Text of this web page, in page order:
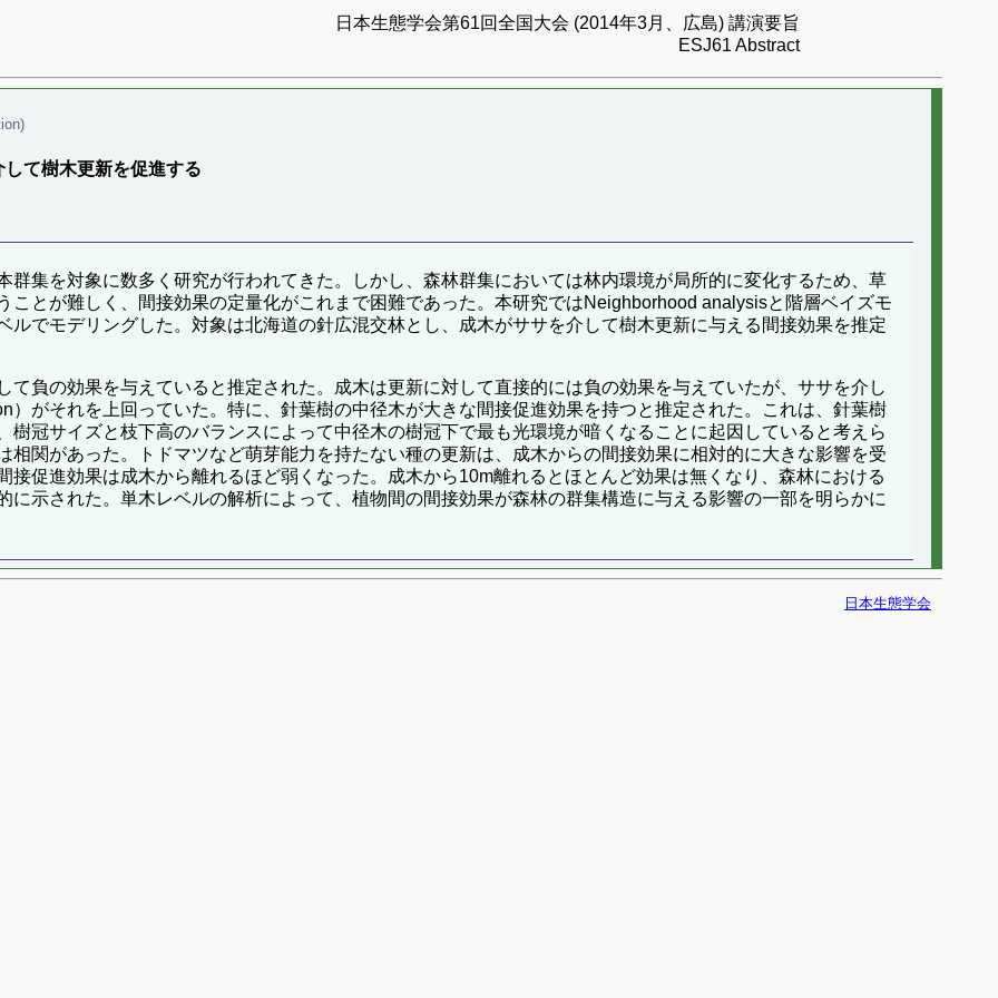
日本生態学会第61回全国大会 (2014年3月、広島) 講演要旨
ESJ61 Abstract
て樹木更新を促進する
群集を対象に数多く研究が行われてきた。しかし、森林群集においては林内環境が局所的に変化するため、草
ことが難しく、間接効果の定量化がこれまで困難であった。本研究ではNeighborhood analysisと階層ベイズモ
ルでモデリングした。対象は北海道の針広混交林とし、成木がササを介して樹木更新に与える間接効果を推定
負の効果を与えていると推定された。成木は更新に対して直接的には負の効果を与えていたが、ササを介し
がそれを上回っていた。特に、針葉樹の中径木が大きな間接促進効果を持つと推定された。これは、針葉樹
冠サイズと枝下高のバランスによって中径木の樹冠下で最も光環境が暗くなることに起因していると考えら
相関があった。トドマツなど萌芽能力を持たない種の更新は、成木からの間接効果に相対的に大きな影響を受
促進効果は成木から離れるほど弱くなった。成木から10m離れるとほとんど効果は無くなり、森林における
示された。単木レベルの解析によって、植物間の間接効果が森林の群集構造に与える影響の一部を明らかに
日本生態学会